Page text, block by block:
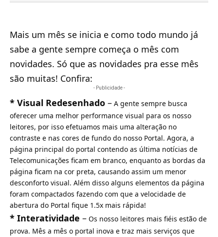
Mais um mês se inicia e como todo mundo já
sabe a gente sempre começa o mês com
novidades. Só que as novidades pra esse mês
são muitas! Confira:
- Publicidade -
* Visual Redesenhado – A gente sempre busca
oferecer uma melhor performance visual para os nosso
leitores, por isso efetuamos mais uma alteração no
contraste e nas cores de fundo do nosso Portal. Agora, a
página principal do portal contendo as última notícias de
Telecomunicações ficam em branco, enquanto as bordas da
página ficam na cor preta, causando assim um menor
desconforto visual. Além disso alguns elementos da página
foram compactados fazendo com que a velocidade de
abertura do Portal fique 1.5x mais rápida!
* Interatividade – Os nosso leitores mais fiéis estão de
prova. Mês a mês o portal inova e traz mais serviços que